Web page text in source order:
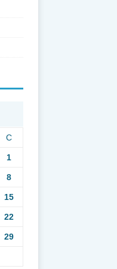
C
1
8
15
22
29